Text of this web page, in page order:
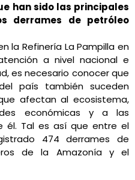
han sido las principales
derrames de petróleo
la Refinería La Pampilla en
a nivel nacional e
es necesario conocer que
país también suceden
afectan al ecosistema,
económicas y a las
él. Tal es así que entre el
474 derrames de
de la Amazonía y el